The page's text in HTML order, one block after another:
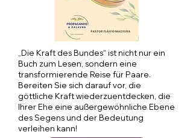
„Die Kraft des Bundes“ ist nicht nur ein
Buch zum Lesen, sondern eine
transformierende Reise für Paare.
Bereiten Sie sich darauf vor, die
göttliche Kraft wiederzuentdecken, die
Ihrer Ehe eine außergewöhnliche Ebene
des Segens und der Bedeutung
verleihen kann!